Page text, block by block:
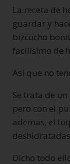
La receta de
guardar y
bizcocho
facilísimo de
Así que no
Se trata de
pero con el
ademas, el
Dicho todo